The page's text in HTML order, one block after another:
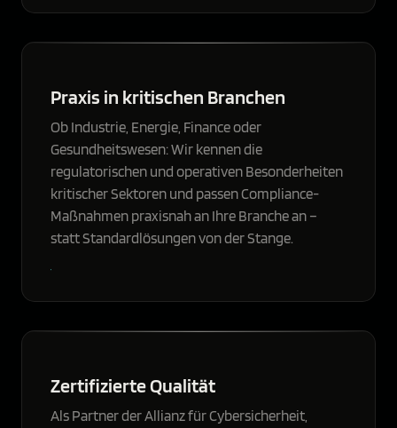
Praxis in kritischen Branchen
Ob Industrie, Energie, Finance oder
Gesundheitswesen: Wir kennen die
regulatorischen und operativen Besonderheiten
kritischer Sektoren und passen Compliance-
Maßnahmen praxisnah an Ihre Branche an –
statt Standardlösungen von der Stange.
Zertifizierte Qualität
Als Partner der Allianz für Cybersicherheit,